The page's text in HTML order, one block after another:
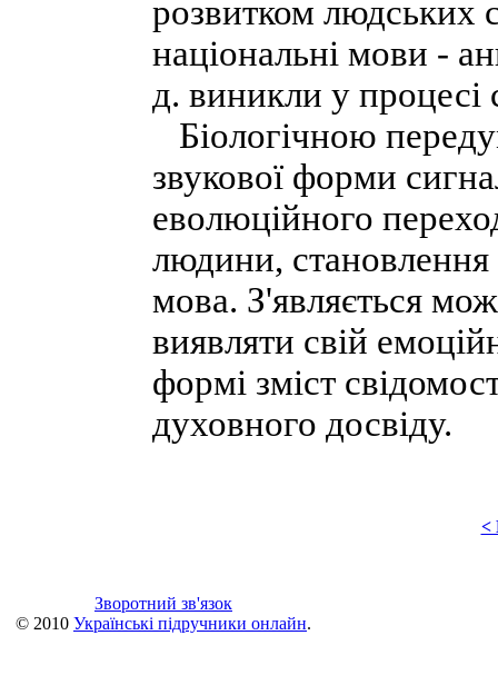
розвитком людських
національні мови -
д. виникли у процесі
Біологічною
звукової форми
еволюційного
людини, становлення
мова. З'являється
виявляти свій
формі зміст
духовного досвіду.
<
Зворотний зв'язок
© 2010 Українські підручники онлайн.